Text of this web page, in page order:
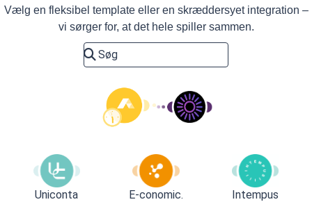
Vælg en fleksibel template eller en skræddersyet integration –
vi sørger for, at det hele spiller sammen.
Uniconta E-conomic. Intempus